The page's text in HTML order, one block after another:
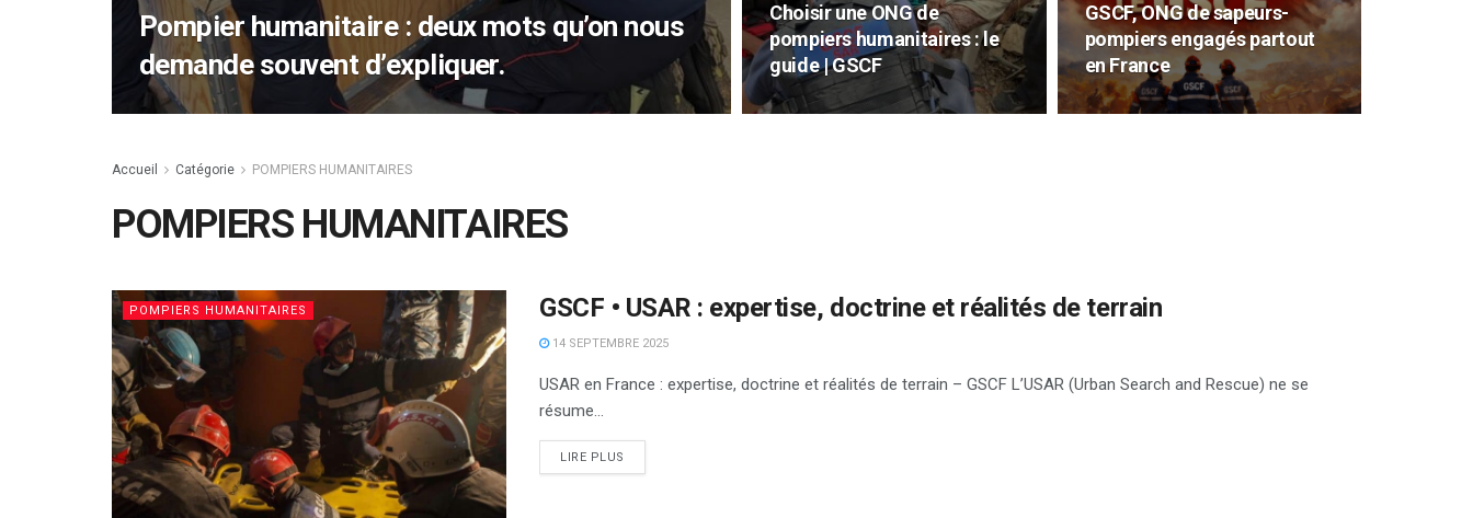
Pompier humanitaire : deux mots qu’on nous
demande souvent d’expliquer.
Choisir une ONG de
pompiers humanitaires : le
guide | GSCF
GSCF, ONG de sapeurs-
pompiers engagés partout
en France
Accueil Catégorie POMPIERS HUMANITAIRES
POMPIERS HUMANITAIRES
POMPIERS HUMANITAIRES GSCF • USAR : expertise, doctrine et réalités de terrain
14 SEPTEMBRE 2025
USAR en France : expertise, doctrine et réalités de terrain – GSCF L’USAR (Urban Search and Rescue) ne se
résume...
LIRE PLUS